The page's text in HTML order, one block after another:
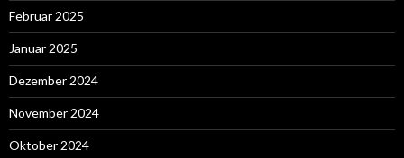
Februar 2025
Januar 2025
Dezember 2024
November 2024
Oktober 2024